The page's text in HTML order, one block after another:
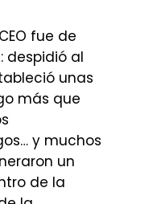
fue de
despidió al
unas
más que
y muchos
un
de la